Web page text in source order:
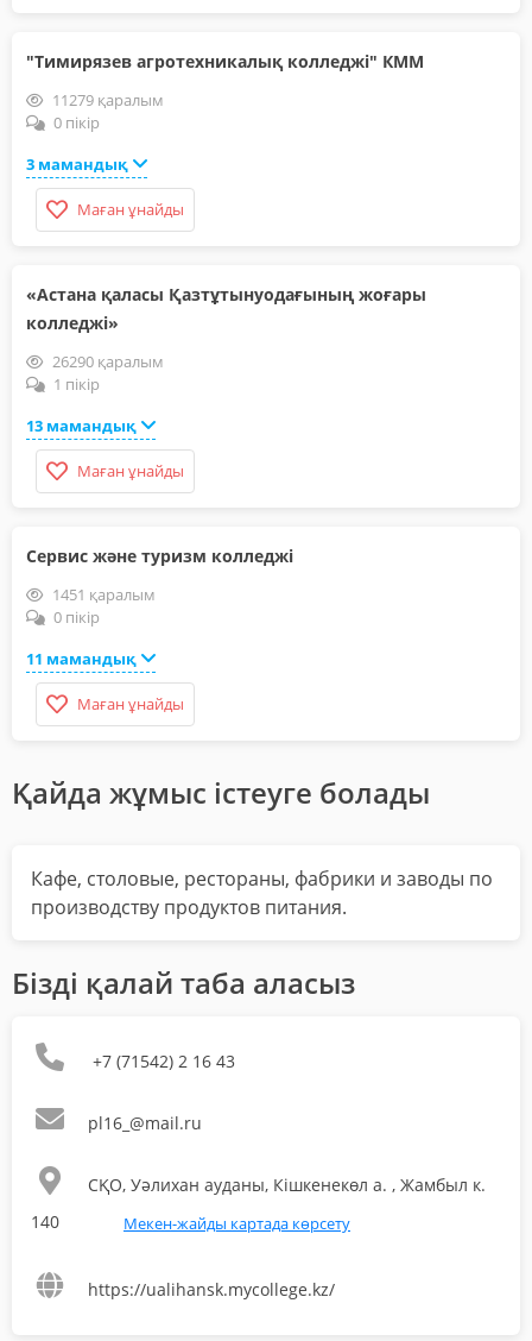
"Тимирязев агротехникалық колледжі" КММ
11279 қаралым
0 пікір
3 мамандық
Маған ұнайды
«Астана қаласы Қазтұтынуодағының жоғары
колледжі»
26290 қаралым
1 пікір
13 мамандық
Маған ұнайды
Сервис және туризм колледжі
1451 қаралым
0 пікір
11 мамандық
Маған ұнайды
Қайда жұмыс істеуге болады
Кафе, столовые, рестораны, фабрики и заводы по
производству продуктов питания.
Бізді қалай таба аласыз
+7 (71542) 2 16 43
pl16_@mail.ru
СҚО, Уәлихан ауданы, Кішкенекөл а. , Жамбыл к.
140
Мекен-жайды картада көрсету
https://ualihansk.mycollege.kz/